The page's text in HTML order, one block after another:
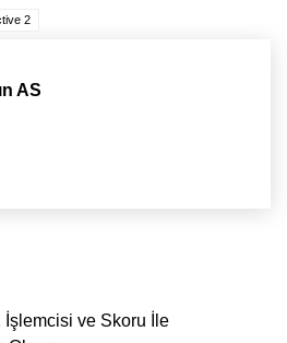
2
AS
ve Skoru İle